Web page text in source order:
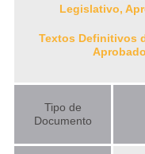
Legislativo,
Textos Definitivos
Tipo de
Documento